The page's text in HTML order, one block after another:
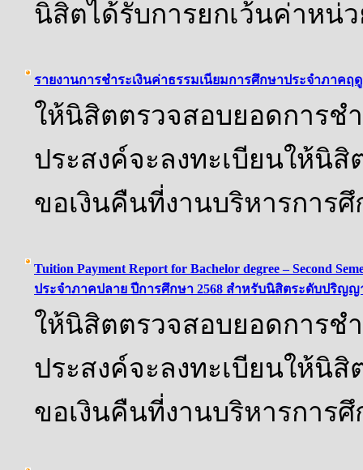
นิสิตได้รับการยกเว้นค่าหน่
รายงานการชำระเงินค่าธรรมเนียมการศึกษาประจำภาค
ให้นิสิตตรวจสอบยอดการช
ประสงค์จะลงทะเบียนให้นิ
ขอเงินคืนที่งานบริหารการศึ
Tuition Payment Report for Bachelor degree – Second
ประจำภาคปลาย ปีการศึกษา 2568 สำหรับนิสิตระดับปริญญ
ให้นิสิตตรวจสอบยอดการช
ประสงค์จะลงทะเบียนให้นิ
ขอเงินคืนที่งานบริหารการศึ